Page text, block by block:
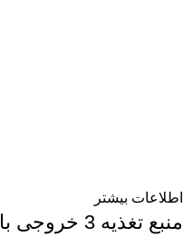
اطلاعات بیشتر
منبع تغذیه 3 خروجی با